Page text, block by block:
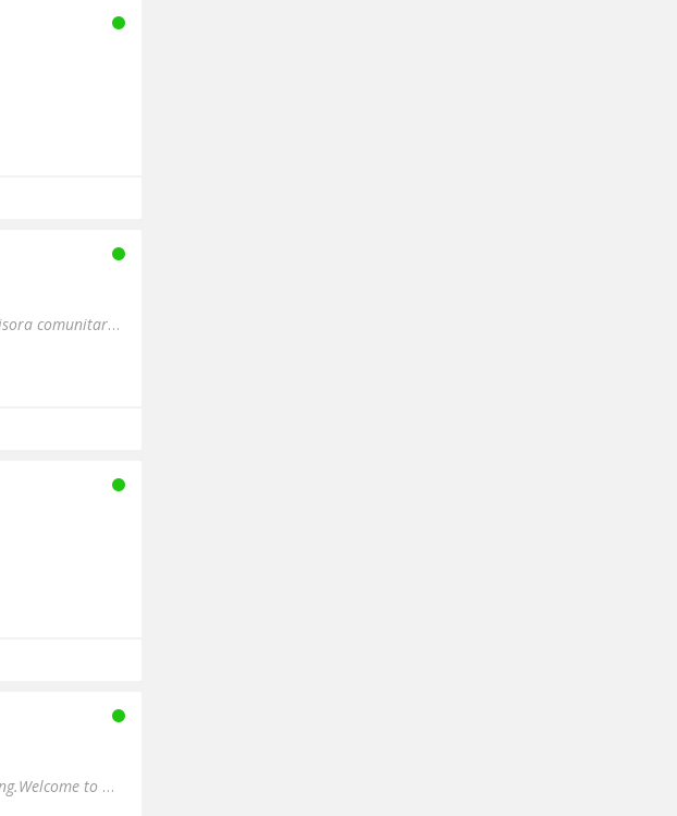
Radio Expresión F.M. 106.6, la Radio de los Periodistas, en una radioemisora comunitaria educativa integral que a tr...
Empowering moments, reheal, self heal, mins searching, close self scanning.Welcome to share new ways to defend the in...